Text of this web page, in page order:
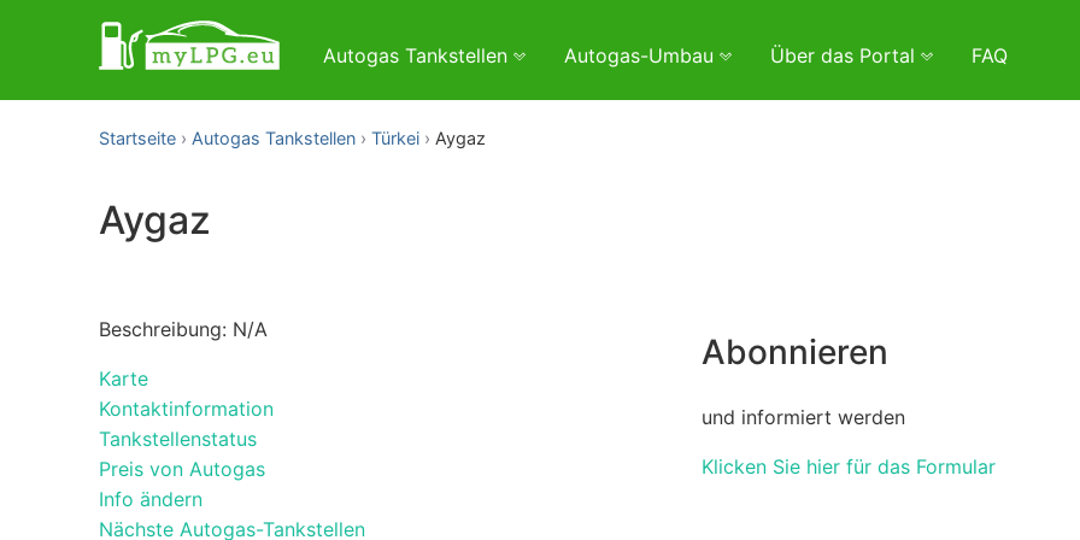
Autogas Tankstellen Autogas-Umbau Über das Portal FAQ
Startseite Autogas Tankstellen Türkei Aygaz
Aygaz
Beschreibung: N/A
Karte
Kontaktinformation
Tankstellenstatus
Preis von Autogas
Info ändern
Nächste Autogas-Tankstellen
Abonnieren
und informiert werden
Klicken Sie hier für das Formular